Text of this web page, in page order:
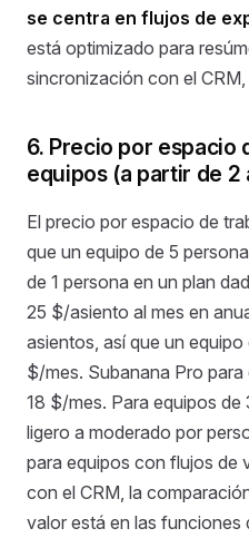
se centra en flujos de
está optimizado para
sincronización con el
6. Precio por espacio
equipos (a partir de 2
El precio por espacio de
que un equipo de 5
de 1 persona en un plan
25 $/asiento al mes en
asientos, así que un
$/mes. Subanana Pro
18 $/mes. Para equipos
ligero a moderado por
para equipos con flujos de
con el CRM, la
valor está en las funciones